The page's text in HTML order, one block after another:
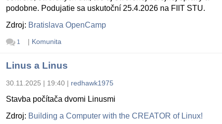
podobne. Podujatie sa uskutoční 25.4.2026 na FIIT STU.
Zdroj: Bratislava OpenCamp
1 | Komunita
Linus a Linus
30.11.2025 | 19:40 | redhawk1975
Stavba počítača dvomi Linusmi
Zdroj: Building a Computer with the CREATOR of Linux!